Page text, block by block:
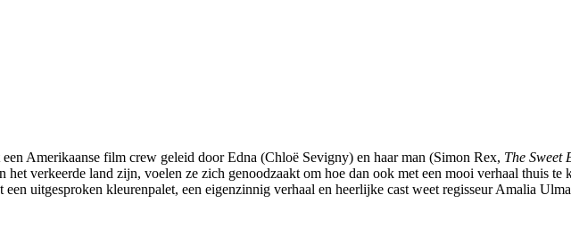
Amerikaanse film crew geleid door Edna (Chloë Sevigny) en haar man (Simon Rex, The Sweet
het verkeerde land zijn, voelen ze zich genoodzaakt om hoe dan ook met een mooi verhaal thuis
uitgesproken kleurenpalet, een eigenzinnig verhaal en heerlijke cast weet regisseur Amalia